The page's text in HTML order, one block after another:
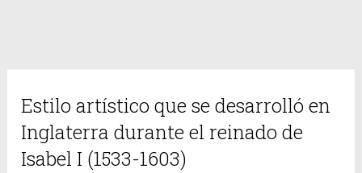
Estilo artístico que se desarrolló en
Inglaterra durante el reinado de
Isabel I (1533-1603)